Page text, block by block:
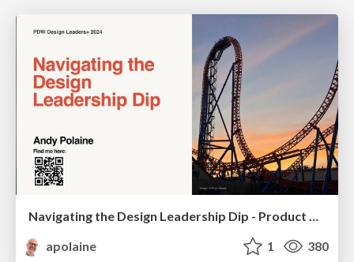
Navigating the Design Leadership Dip - Product Design Week Design Leaders+ Conference 2024
apolaine
1 380